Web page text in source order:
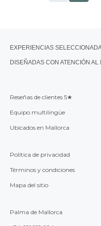
EXPERIENCIAS
DISEÑADAS CON ATENCIÓN AL
Reseñas de clientes 5★
Equipo multilingüe
Ubicados en Mallorca
Política de privacidad
Términos y condiciones
Mapa del sitio
Palma de Mallorca